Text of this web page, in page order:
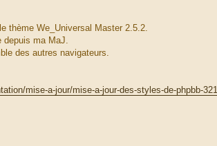
thème We_Universal Master 2.5.2.
ma MaJ.
des autres navigateurs.
mise-a-jour/mise-a-jour-des-styles-de-phpbb-